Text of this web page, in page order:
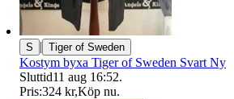
S | Tiger of Sweden
Kostym byxa Tiger of Sweden Svart Ny
Sluttid11 aug 16:52.
Pris:324 kr,Köp nu.